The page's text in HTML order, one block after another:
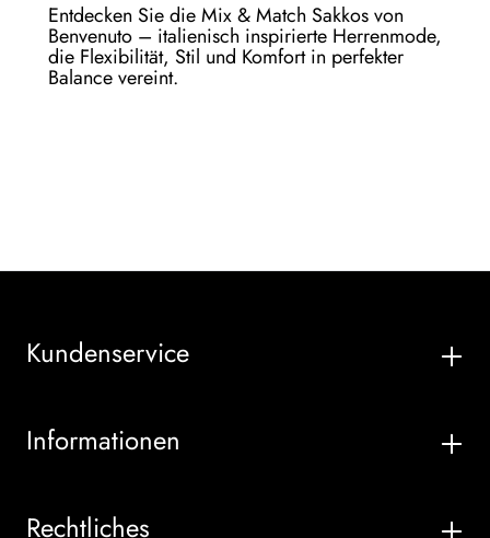
Entdecken Sie die Mix & Match Sakkos von
Benvenuto – italienisch inspirierte Herrenmode,
die Flexibilität, Stil und Komfort in perfekter
Balance vereint.
Kundenservice
Informationen
Rechtliches